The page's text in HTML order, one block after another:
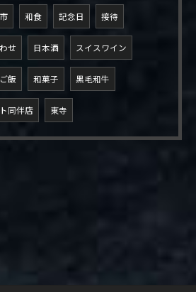
和食 記念日 接待
せ 日本酒 スイスワイン
飯 和菓子 黒毛和牛
同伴店 東寺